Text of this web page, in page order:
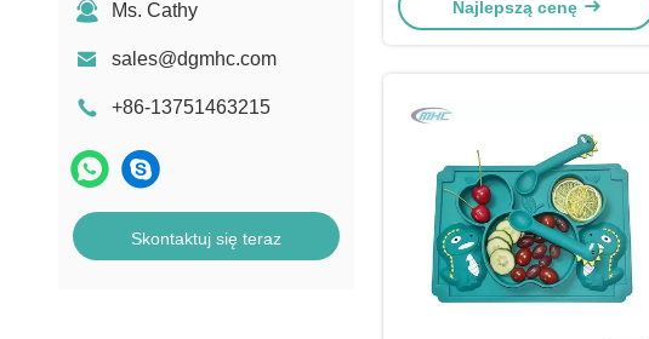
Ms. Cathy
sales@dgmhc.com
+86-13751463215
Skontaktuj się teraz
Najlepszą cenę